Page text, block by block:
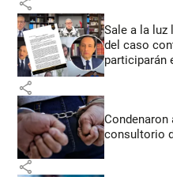
Sale a la luz
del caso
participarán
share
Condenaron
consultorio
share